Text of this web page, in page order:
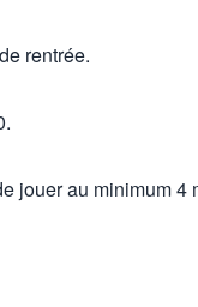
rentrée.
jouer au minimum